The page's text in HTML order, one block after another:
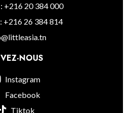
+216 20 384 000
+216 26 384 814
NOUS
Instagram
Facebook
Tiktok